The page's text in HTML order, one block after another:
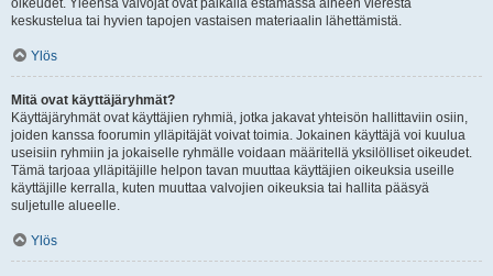
oikeudet. Yleensä valvojat ovat paikalla estämässä aiheen vierestä
keskustelua tai hyvien tapojen vastaisen materiaalin lähettämistä.
Ylös
Mitä ovat käyttäjäryhmät?
Käyttäjäryhmät ovat käyttäjien ryhmiä, jotka jakavat yhteisön hallittaviin osiin,
joiden kanssa foorumin ylläpitäjät voivat toimia. Jokainen käyttäjä voi kuulua
useisiin ryhmiin ja jokaiselle ryhmälle voidaan määritellä yksilölliset oikeudet.
Tämä tarjoaa ylläpitäjille helpon tavan muuttaa käyttäjien oikeuksia useille
käyttäjille kerralla, kuten muuttaa valvojien oikeuksia tai hallita pääsyä
suljetulle alueelle.
Ylös